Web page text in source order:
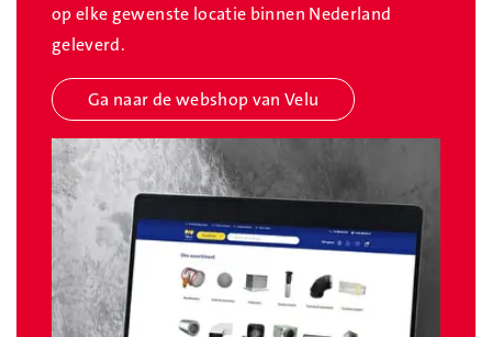
op elke gewenste locatie binnen Nederland
geleverd.
Ga naar de webshop van Velu